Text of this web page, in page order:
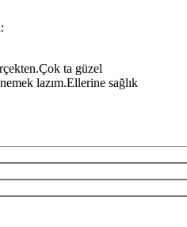
ta güzel
lazım.Ellerine sağlık